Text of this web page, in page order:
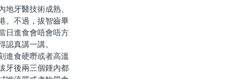
牙醫技術成熟、
。不過，拔智齒畢
日進食會唔會唔方
認真講一講。
食硬嘢或者高溫
牙後兩三個鍾內都